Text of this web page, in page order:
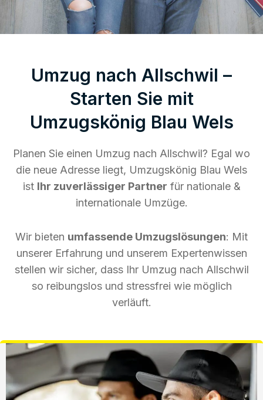
Umzug nach Allschwil –
Starten Sie mit
Umzugskönig Blau Wels
Planen Sie einen Umzug nach Allschwil? Egal wo
die neue Adresse liegt, Umzugskönig Blau Wels
ist Ihr zuverlässiger Partner für nationale &
internationale Umzüge.
Wir bieten umfassende Umzugslösungen: Mit
unserer Erfahrung und unserem Expertenwissen
stellen wir sicher, dass Ihr Umzug nach Allschwil
so reibungslos und stressfrei wie möglich
verläuft.